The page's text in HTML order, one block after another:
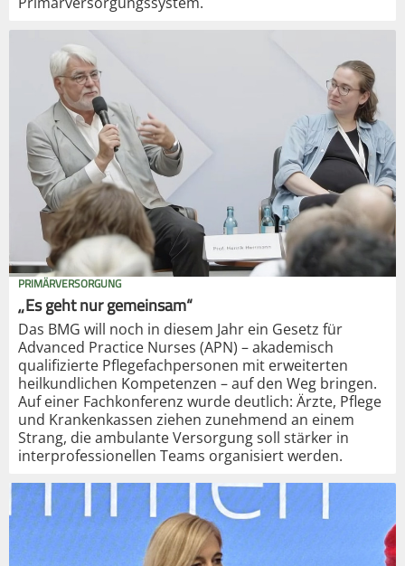
PRIMÄRVERSORGUNG
„Es geht nur gemeinsam“
Das BMG will noch in diesem Jahr ein Gesetz für
Advanced Practice Nurses (APN) – akademisch
qualifizierte Pflegefachpersonen mit erweiterten
heilkundlichen Kompetenzen – auf den Weg bringen.
Auf einer Fachkonferenz wurde deutlich: Ärzte, Pflege
und Krankenkassen ziehen zunehmend an einem
Strang, die ambulante Versorgung soll stärker in
interprofessionellen Teams organisiert werden.